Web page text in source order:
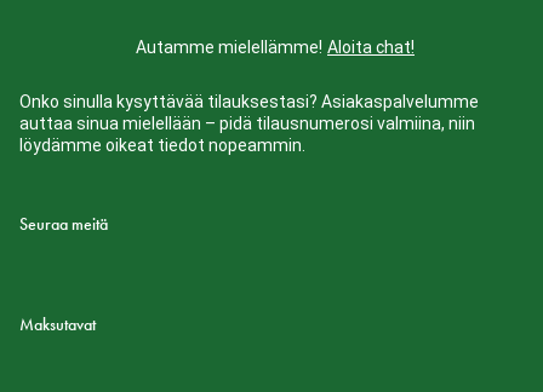
Autamme mielellämme! Aloita chat!
Onko sinulla kysyttävää tilauksestasi? Asiakaspalvelumme
auttaa sinua mielellään – pidä tilausnumerosi valmiina, niin
löydämme oikeat tiedot nopeammin.
Seuraa meitä
Maksutavat